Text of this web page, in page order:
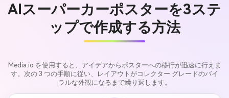
AIスーパーカーポスターを3ステ
ップで作成する方法
Media.io を使用すると、アイデアからポスターへの移行が迅速に行えま
す。次の 3 つの手順に従い、レイアウトがコレクター グレードのバイ
ラルな外観になるまで繰り返します。